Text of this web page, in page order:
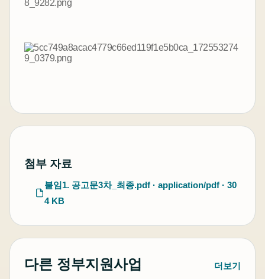
첨부 자료
붙임1. 공고문3차_최종.pdf · application/pdf · 30
4 KB
다른 정부지원사업 더보기